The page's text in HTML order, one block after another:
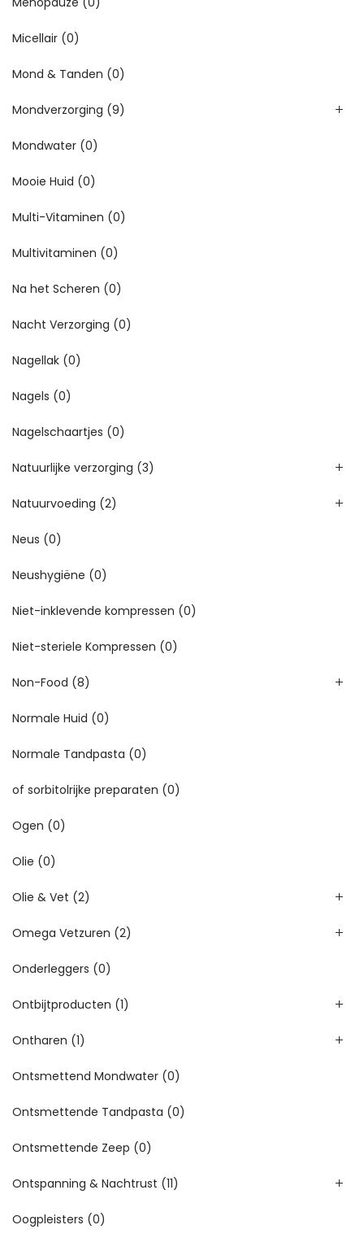
Micellair (0)
Mond & Tanden (0)
Mondverzorging (9)
Mondwater (0)
Mooie Huid (0)
Multi-Vitaminen (0)
Multivitaminen (0)
Na het Scheren (0)
Nacht Verzorging (0)
Nagellak (0)
Nagels (0)
Nagelschaartjes (0)
Natuurlijke verzorging (3)
Natuurvoeding (2)
Neus (0)
Neushygiëne (0)
Niet-inklevende kompressen (0)
Niet-steriele Kompressen (0)
Non-Food (8)
Normale Huid (0)
Normale Tandpasta (0)
of sorbitolrijke preparaten (0)
Ogen (0)
Olie (0)
Olie & Vet (2)
Omega Vetzuren (2)
Onderleggers (0)
Ontbijtproducten (1)
Ontharen (1)
Ontsmettend Mondwater (0)
Ontsmettende Tandpasta (0)
Ontsmettende Zeep (0)
Ontspanning & Nachtrust (11)
Oogpleisters (0)